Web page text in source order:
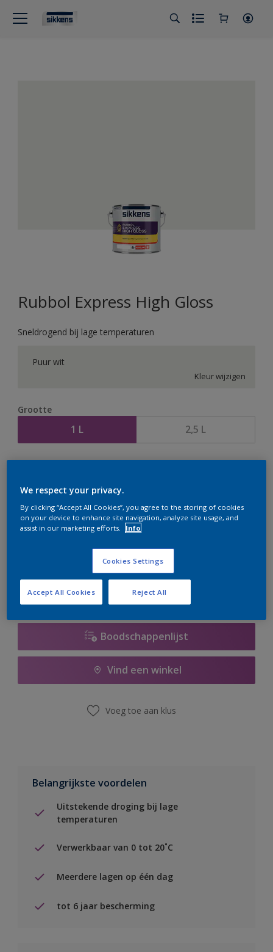
Rubbol Express High Gloss
Sneldrogend bij lage temperaturen
Puur wit
Kleur wijzigen
Grootte
1 L 2,5 L
Op dit moment is het niet mogelijk dit product online
er hard aan om de voorraad aan te vullen.
Boodschappenlijst
Vind een winkel
Voeg toe aan klus
Belangrijkste voordelen
Uitstekende droging bij lage
temperaturen
Verwerkbaar van 0 tot 20˚C
Meerdere lagen op één dag
tot 6 jaar bescherming
We respect your privacy.
By clicking “Accept All Cookies”, you agree to the storing of cookies
on your device to enhance site navigation, analyze site usage, and
assist in our marketing efforts.
Info
Cookies Settings
Reject All
Accept All Cookies